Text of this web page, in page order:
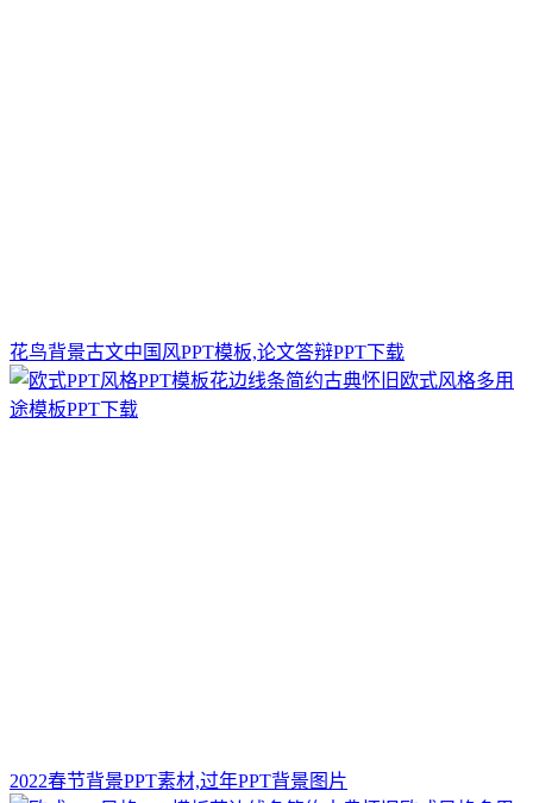
花鸟背景古文中国风PPT模板,论文答辩PPT下载
2022春节背景PPT素材,过年PPT背景图片